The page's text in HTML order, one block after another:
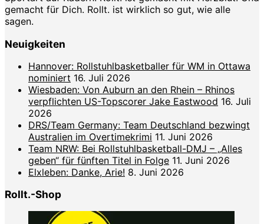
gemacht für Dich. Rollt. ist wirklich so gut, wie alle
sagen.
Neuigkeiten
Hannover: Rollstuhlbasketballer für WM in Ottawa
nominiert 16. Juli 2026
Wiesbaden: Von Auburn an den Rhein – Rhinos
verpflichten US-Topscorer Jake Eastwood 16. Juli
2026
DRS/Team Germany: Team Deutschland bezwingt
Australien im Overtimekrimi 11. Juni 2026
Team NRW: Bei Rollstuhlbasketball-DMJ – „Alles
geben“ für fünften Titel in Folge 11. Juni 2026
Elxleben: Danke, Arie! 8. Juni 2026
Rollt.-Shop